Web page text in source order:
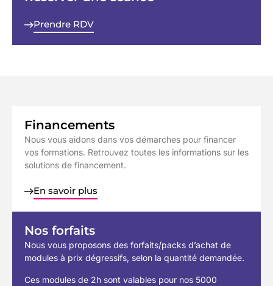
Prendre RDV
Financements
Nous vous aidons dans vos démarches pour financer
vos formations. Retrouvez toutes les informations sur les
solutions de financement.
En savoir plus
Nos forfaits
Nous vous proposons des forfaits/packs d’achat de
modules à prix dégressifs, selon la quantité demandée.
Ces modules de 2h sont valables pour nos 5000